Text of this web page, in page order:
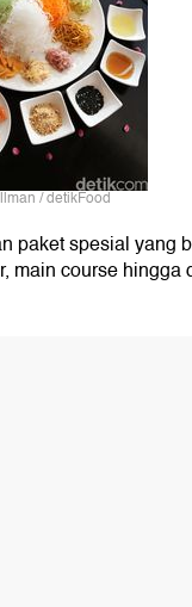
/ detikFood
paket spesial yang
main course hingga